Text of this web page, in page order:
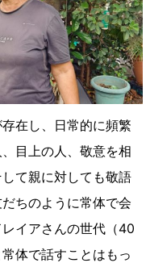
在し、日常的に頻繁
目上の人、敬意を相
て親に対しても敬語
ちのように常体で会
イアさんの世代（40
体で話すことはもっ